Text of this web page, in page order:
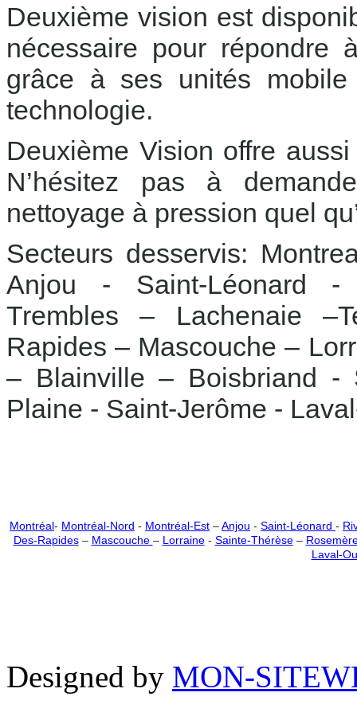
Deuxième vision est
nécessaire pour
grâce à ses unités
technologie.
Deuxième Vision offre
N’hésitez pas à
nettoyage à pression quel
Secteurs desservis:
Anjou - Saint-Léonard -
Trembles – Lachenaie
Rapides – Mascouche –
– Blainville – Boisbriand
Plaine - Saint-Jerôme -
Montréal- Montréal-Nord - Montréal-Est –Anjou - Saint-Léonard -
Des-Rapides– Mascouche – Lorraine- Sainte-Thérèse–
Laval-
Designed by MON-